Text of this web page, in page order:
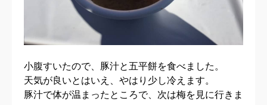
小腹すいたので、豚汁と五平餅を食べました。
天気が良いとはいえ、やはり少し冷えます。
豚汁で体が温まったところで、次は梅を見に行きま